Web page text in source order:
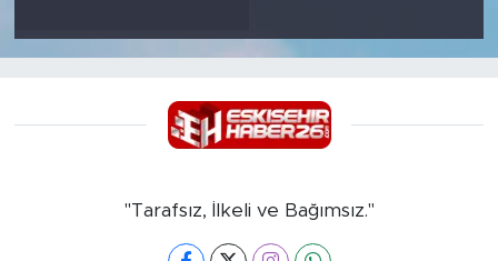
"Tarafsız, İlkeli ve Bağımsız."